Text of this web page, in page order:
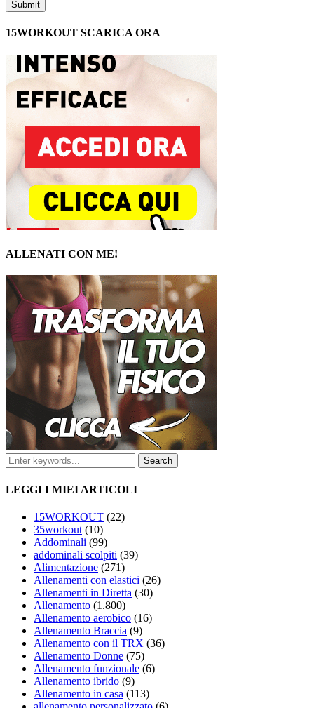
15WORKOUT SCARICA ORA
ALLENATI CON ME!
LEGGI I MIEI ARTICOLI
15WORKOUT (22)
35workout (10)
Addominali (99)
addominali scolpiti (39)
Alimentazione (271)
Allenamenti con elastici (26)
Allenamenti in Diretta (30)
Allenamento (1.800)
Allenamento aerobico (16)
Allenamento Braccia (9)
Allenamento con il TRX (36)
Allenamento Donne (75)
Allenamento funzionale (6)
Allenamento ibrido (9)
Allenamento in casa (113)